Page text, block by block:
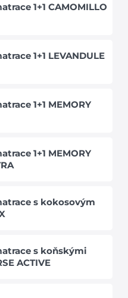
1+1 CAMOMILLO
1+1 LEVANDULE
1+1 MEMORY
1+1 MEMORY
s kokosovým
s koňskými
ACTIVE